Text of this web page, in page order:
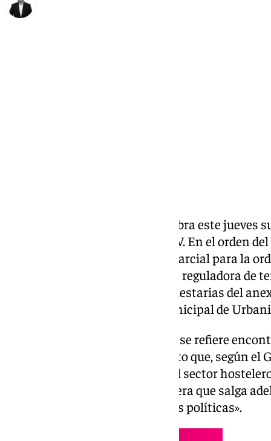
El Ayuntamiento de Sevilla celebra este jueves
cita que podrá seguirse en 101TV. En el orden
aprobación definitiva del Plan Parcial para la
Nicolás Oeste y de la ordenanza reguladora de
sendas modificaciones presupuestarias del
presupuesto de la Gerencia Municipal de
En lo que al Área de Urbanismo se refiere
ordenanza de veladores. Un texto que, según
equilibrio entre los intereses del sector
el alcalde ha destacado que espera que salga
abstención de las demás fuerzas políticas».